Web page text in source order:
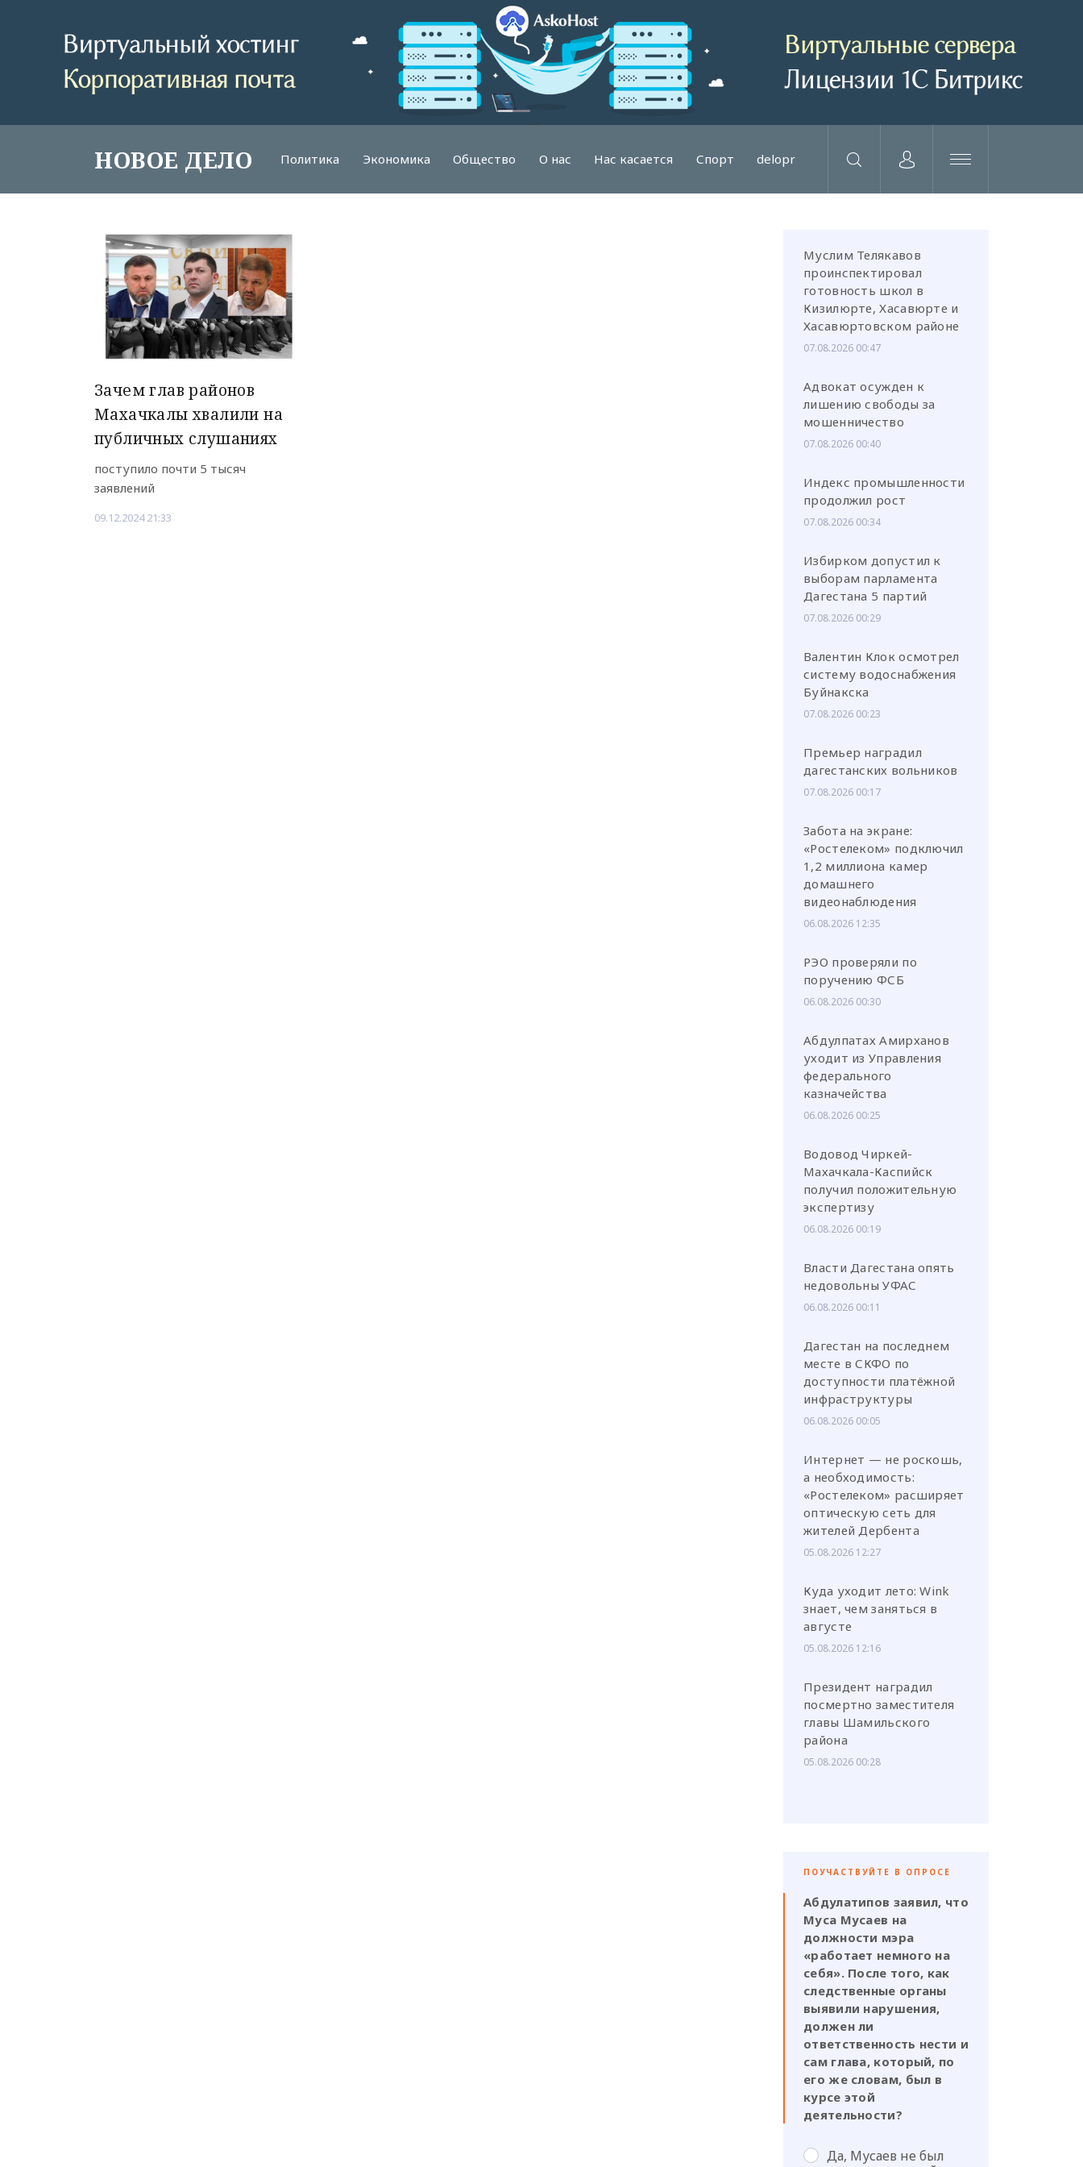
НОВОЕ ДЕЛО Политика Экономика Общество О нас Нас касается Спорт delopr
Зачем глав районов
Махачкалы хвалили на
публичных слушаниях
поступило почти 5 тысяч
заявлений
09.12.2024 21:33
Муслим Телякавов
проинспектировал
готовность школ в
Кизилюрте, Хасавюрте и
Хасавюртовском районе
07.08.2026 00:47
Адвокат осужден к
лишению свободы за
мошенничество
07.08.2026 00:40
Индекс промышленности
продолжил рост
07.08.2026 00:34
Избирком допустил к
выборам парламента
Дагестана 5 партий
07.08.2026 00:29
Валентин Клок осмотрел
систему водоснабжения
Буйнакска
07.08.2026 00:23
Премьер наградил
дагестанских вольников
07.08.2026 00:17
Забота на экране:
«Ростелеком» подключил
1,2 миллиона камер
домашнего
видеонаблюдения
06.08.2026 12:35
РЭО проверяли по
поручению ФСБ
06.08.2026 00:30
Абдулпатах Амирханов
уходит из Управления
федерального
казначейства
06.08.2026 00:25
Водовод Чиркей-
Махачкала-Каспийск
получил положительную
экспертизу
06.08.2026 00:19
Власти Дагестана опять
недовольны УФАС
06.08.2026 00:11
Дагестан на последнем
месте в СКФО по
доступности платёжной
инфраструктуры
06.08.2026 00:05
Интернет — не роскошь,
а необходимость:
«Ростелеком» расширяет
оптическую сеть для
жителей Дербента
05.08.2026 12:27
Куда уходит лето: Wink
знает, чем заняться в
августе
05.08.2026 12:16
Президент наградил
посмертно заместителя
главы Шамильского
района
05.08.2026 00:28
ПОУЧАСТВУЙТЕ В ОПРОСЕ
Абдулатипов заявил, что
Муса Мусаев на
должности мэра
«работает немного на
себя». После того, как
следственные органы
выявили нарушения,
должен ли
ответственность нести и
сам глава, который, по
его же словам, был в
курсе этой
деятельности?
Да, Мусаев не был